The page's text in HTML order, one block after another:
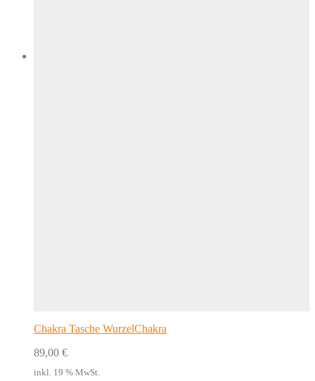
Chakra Tasche WurzelChakra
89,00 €
inkl. 19 % MwSt.